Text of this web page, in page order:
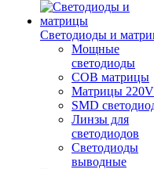
Светодиоды и
Мощные
светодиоды
COB матрицы
Матрицы 220V
SMD
Линзы для
светодиодов
Светодиоды
выводные